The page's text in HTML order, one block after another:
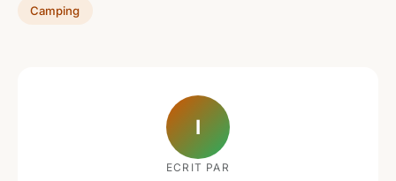
Camping
I
ECRIT PAR